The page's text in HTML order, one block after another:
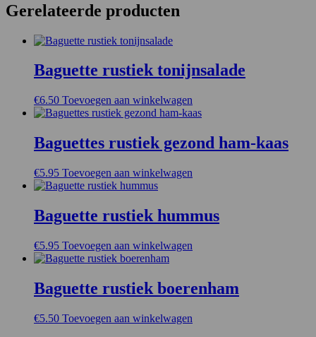
Gerelateerde producten
Baguette rustiek tonijnsalade
€6.50 Toevoegen aan winkelwagen
Baguettes rustiek gezond ham-kaas
€5.95 Toevoegen aan winkelwagen
Baguette rustiek hummus
€5.95 Toevoegen aan winkelwagen
Baguette rustiek boerenham
€5.50 Toevoegen aan winkelwagen